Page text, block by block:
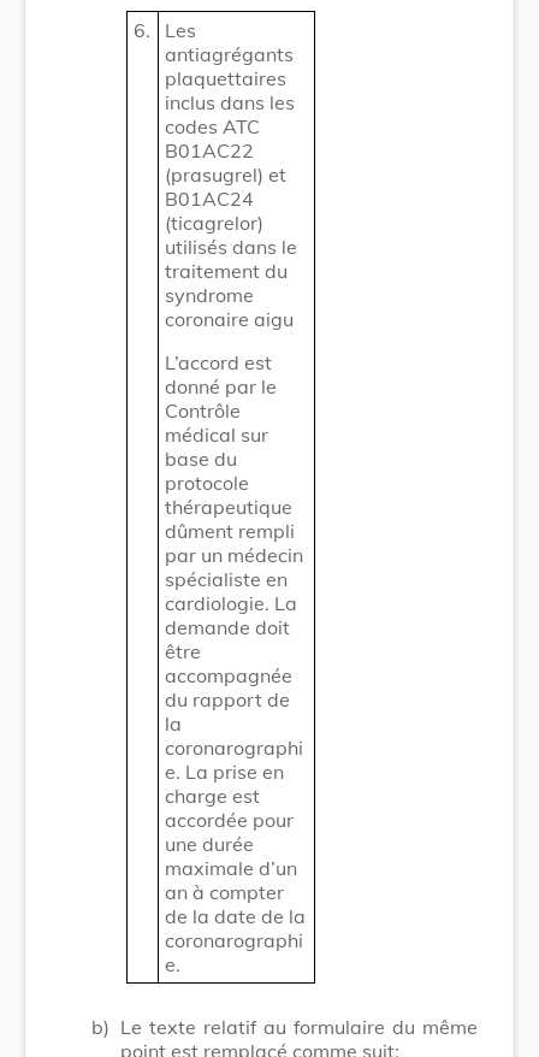
6.
Les
antiagrégants
plaquettaires
inclus dans les
codes ATC
B01AC22
(prasugrel) et
B01AC24
(ticagrelor)
utilisés dans le
traitement du
syndrome
coronaire aigu
L’accord est
donné par le
Contrôle
médical sur
base du
protocole
thérapeutique
dûment rempli
par un médecin
spécialiste en
cardiologie. La
demande doit
être
accompagnée
du rapport de
la
coronarographi
e. La prise en
charge est
accordée pour
une durée
maximale d’un
an à compter
de la date de la
coronarographi
e.
b) Le texte relatif au formulaire du même
point est remplacé comme suit: